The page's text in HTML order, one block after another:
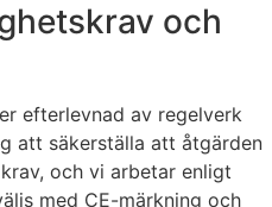
och
efterlevnad av regelverk
att säkerställa att åtgärden
och vi arbetar enligt
med CE-märkning och